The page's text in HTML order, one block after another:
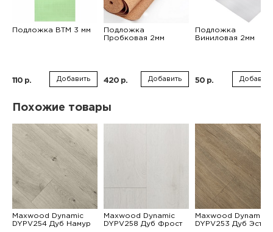
Подложка ВТМ 3 мм
110 р. Добавить
Подложка
Пробковая 2мм
420 р. Добавить
Подложка
Виниловая 2мм
50 р. Добавить
Похожие товары
Maxwood Dynamic
DYPV254 Дуб Намур
Maxwood Dynamic
DYPV258 Дуб Фрост
Maxwood Dynamic
DYPV253 Дуб